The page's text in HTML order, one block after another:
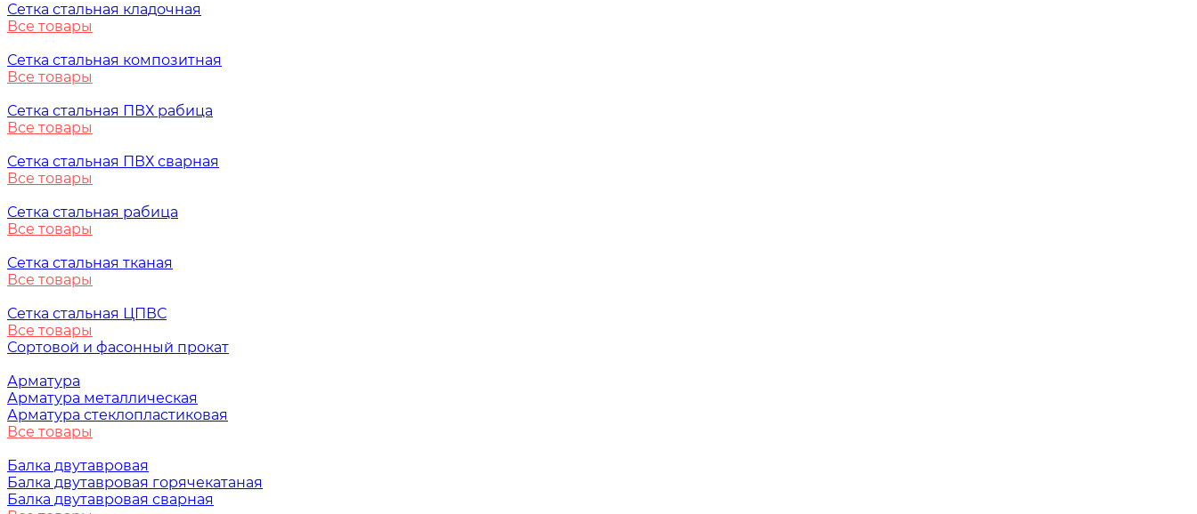
Сетка стальная кладочная
Все товары
Сетка стальная композитная
Все товары
Сетка стальная ПВХ рабица
Все товары
Сетка стальная ПВХ сварная
Все товары
Сетка стальная рабица
Все товары
Сетка стальная тканая
Все товары
Сетка стальная ЦПВС
Все товары
Сортовой и фасонный прокат
Арматура
Арматура металлическая
Арматура стеклопластиковая
Все товары
Балка двутавровая
Балка двутавровая горячекатаная
Балка двутавровая сварная